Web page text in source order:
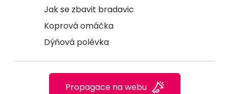
Jak se zbavit bradavic
Koprová omáčka
Dýňová polévka
Propagace na webu